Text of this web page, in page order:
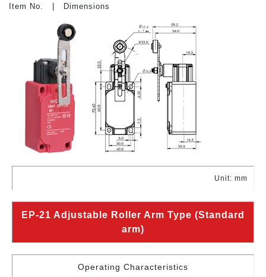
Item No. | Dimensions
Unit: mm
EP-21 Adjustable Roller Arm Type (Standard
arm)
Operating Characteristics